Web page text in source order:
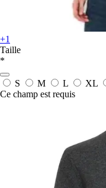
+1
Taille
*
S M L XL
Ce champ est requis